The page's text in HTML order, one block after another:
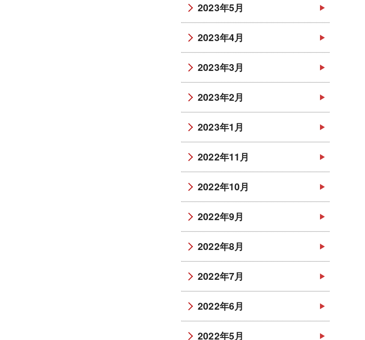
2023年5月
2023年4月
2023年3月
2023年2月
2023年1月
2022年11月
2022年10月
2022年9月
2022年8月
2022年7月
2022年6月
2022年5月